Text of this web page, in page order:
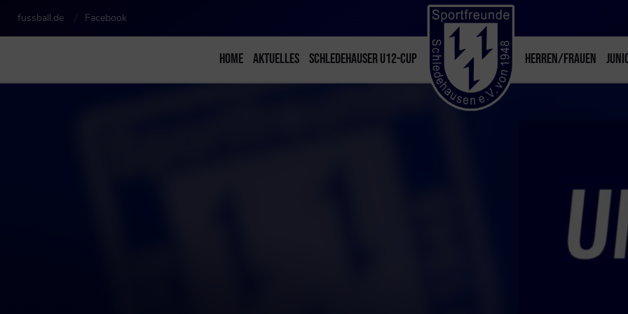
fussball.de Facebook
HOME AKTUELLES SCHLEDEHAUSER U12-CUP HERREN/FRAUEN